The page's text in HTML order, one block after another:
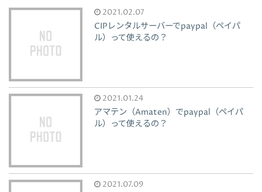
2021.02.07
CIPレンタルサーバーでpaypal（ペイパ
ル）って使えるの？
2021.01.24
アマテン（Amaten）でpaypal（ペイパ
ル）って使えるの？
2021.07.09